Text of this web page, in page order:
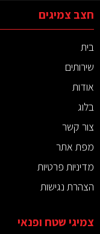
חצב צמיגים
בית
שירותים
אודות
בלוג
צור קשר
מפת אתר
מדיניות פרטיות
הצהרת נגישות
צמיגי שטח ופנאי